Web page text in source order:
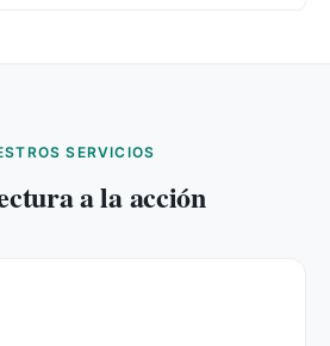
SERVICIOS
a la acción